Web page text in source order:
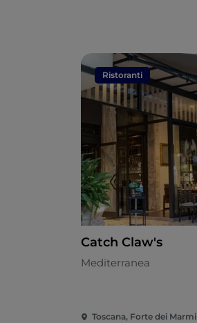
Ristoranti
Catch Claw's
Mediterranea
Toscana, Forte dei Marmi